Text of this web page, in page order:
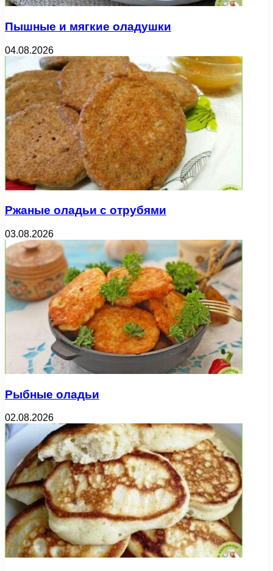
Пышные и мягкие оладушки
04.08.2026
Ржаные оладьи с отрубями
03.08.2026
Рыбные оладьи
02.08.2026